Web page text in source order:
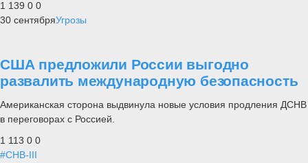
1 139 0 0
30 сентябряУгрозы
США предложили России выгодно
развалить международную безопасность
Американская сторона выдвинула новые условия продления ДСНВ
в переговорах с Россией.
1 113 0 0
#СНВ-III